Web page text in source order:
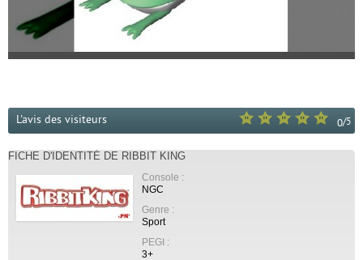
0/5
L'avis des visiteurs
FICHE D'IDENTITÉ DE RIBBIT KING
Console :
NGC
Genre :
Sport
PEGI :
3+